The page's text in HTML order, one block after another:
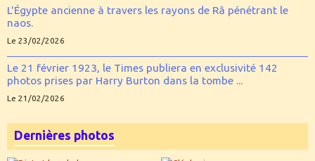
L'Égypte ancienne à travers les rayons de Râ pénétrant le
naos.
Le 23/02/2026
Le 21 février 1923, le Times publiera en exclusivité 142
photos prises par Harry Burton dans la tombe ...
Le 21/02/2026
Dernières photos